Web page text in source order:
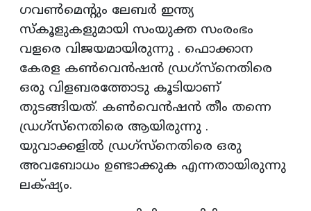
ഗവൺമെന്റും ലേബർ ഇന്ത്യ
സ്കൂളുകളുമായി സംയുക്ത സംരംഭം
വളരെ വിജയമായിരുന്നു . ഫൊക്കാന
കേരള കൺവെൻഷൻ ഡ്രഗ്സ്നെതിരെ
ഒരു വിളബരത്തോടു കൂടിയാണ്
തുടങ്ങിയത്. കൺവെൻഷൻ തീം തന്നെ
ഡ്രഗ്സ്നെതിരെ ആയിരുന്നു .
യുവാക്കളിൽ ഡ്രഗ്സ്നെതിരെ ഒരു
അവബോധം ഉണ്ടാക്കുക എന്നതായിരുന്നു
ലക്‌ഷ്യം.